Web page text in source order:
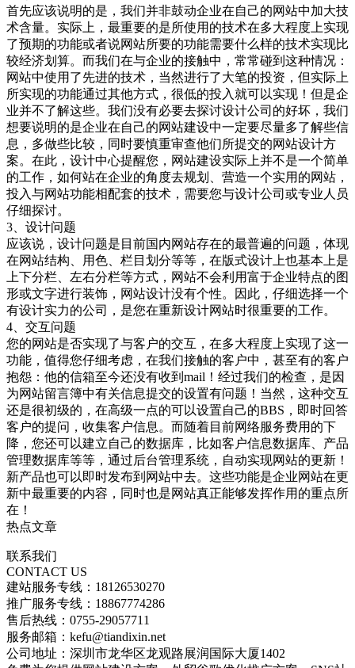
首先应该说明的是，我们并非鼓动企业在自己的网站中加大技
术含量。实际上，最重要的是所使用的技术在多大程度上实现
了预期的功能或者说网站所要的功能需要什么样的技术实现比
较经济划算。而我们在与企业的接触中，常常碰到这种情况：
网站中使用了先进的技术，当然进行了大笔的投资，但实际上
所实现的功能通过其他方式，很低的投入就可以实现！但是企
业并不了解这些。我们没有必要去探讨设计公司的好坏，我们
想要说明的是企业在自己的网站建设中一定要尽量多了解些信
息，多做些比较，同时要慎重审查他们所提交的网站设计方
案。在此，设计中心提醒您，网站建设实际上并不是一个简单
的工作，如何站在企业的角度去规划、营造一个实用的网站，
投入与网站功能相配套的技术，需要您与设计公司或专业人员
仔细探讨。
3、设计问题
应该说，设计问题是目前国内网站存在的最普遍的问题，体现
在网站结构、用色、栏目划分等等，在版式设计上也基本上是
上下分栏、左右分栏等方式，网站不会利用富于企业特点的图
形或文字进行装饰，网站设计没有个性。因此，仔细选择一个
有设计实力的公司，是您在重新设计网站时很重要的工作。
4、交互问题
您的网站是否实现了与客户的交互，在多大程度上实现了这一
功能，值得您仔细考虑，在我们接触的客户中，甚至有的客户
抱怨：他的信箱至今还没有收到mail！经过我们的检查，是因
为网站留言簿中有关信息提交的设置有问题！当然，这种交互
还是很初级的，在高级一点的可以设置自己的BBS，即时回答
客户的提问，收集客户信息。而随着目前网络服务费用的下
降，您还可以建立自己的数据库，比如客户信息数据库、产品
管理数据库等等，通过后台管理系统，自动实现网站的更新！
新产品也可以即时发布到网站中去。这些功能是企业网站在更
新中最重要的内容，同时也是网站真正能够发挥作用的重点所
在！
热点文章
联系我们
CONTACT US
建站服务专线：18126530270
推广服务专线：18867774286
售后热线：0755-29057711
服务邮箱：kefu@tiandixin.net
公司地址：深圳市龙华区龙观路展润国际大厦1402